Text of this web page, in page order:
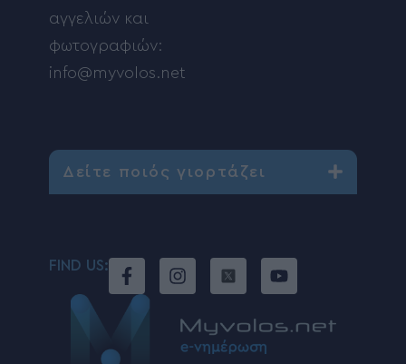
αγγελιών και
φωτογραφιών:
info@myvolos.net
Δείτε ποιός γιορτάζει
FIND US: